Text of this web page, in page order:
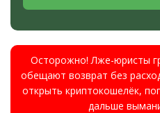
Осторожно! Лже-юристы
обещают возврат без
открыть криптокошелёк,
дальше